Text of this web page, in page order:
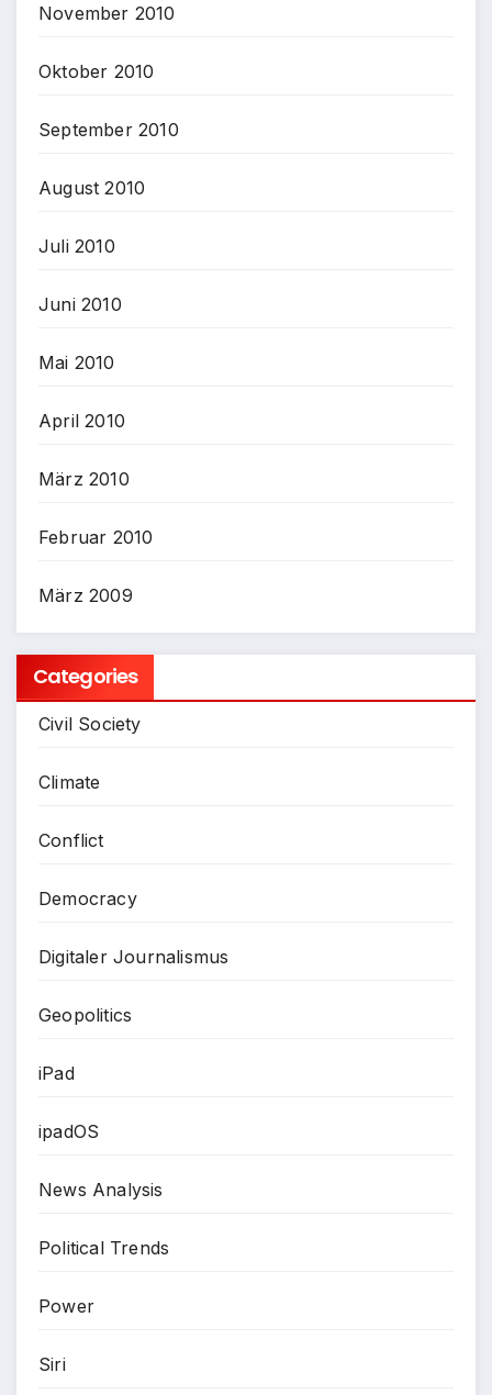
November 2010
Oktober 2010
September 2010
August 2010
Juli 2010
Juni 2010
Mai 2010
April 2010
März 2010
Februar 2010
März 2009
Categories
Civil Society
Climate
Conflict
Democracy
Digitaler Journalismus
Geopolitics
iPad
ipadOS
News Analysis
Political Trends
Power
Siri